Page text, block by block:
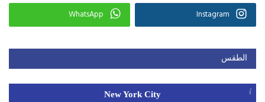
Instagram
WhatsApp
الطقس
New York City